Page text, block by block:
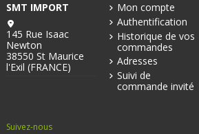
SMT IMPORT
145 Rue Isaac
Newton
38550 St Maurice
l'Exil (FRANCE)
Mon compte
Authentification
Historique de vos
commandes
Adresses
Suivi de
commande invité
Suivez-nous